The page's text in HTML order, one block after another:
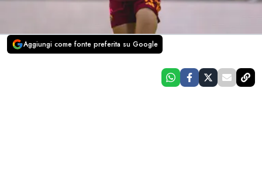
Aggiungi come fonte preferita su Google